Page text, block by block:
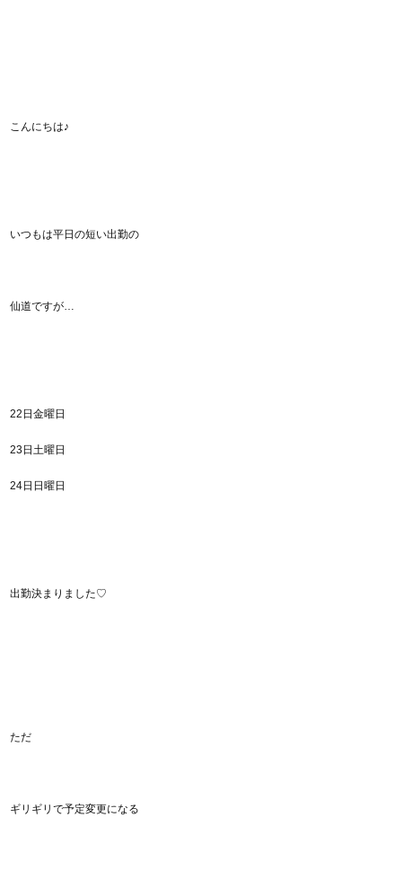
こんにちは♪
いつもは平日の短い出勤の
仙道ですが…
22日金曜日
23日土曜日
24日日曜日
出勤決まりました♡
ただ
ギリギリで予定変更になる